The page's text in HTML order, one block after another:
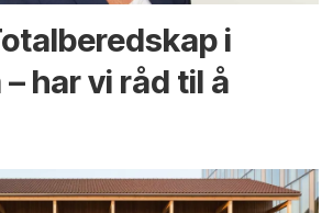
i
har vi råd til å